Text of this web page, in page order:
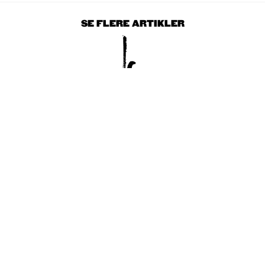
SE FLERE ARTIKLER